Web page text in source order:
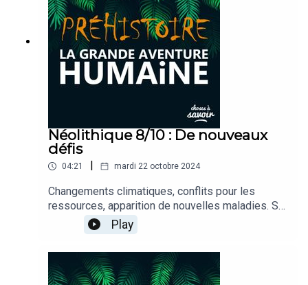
Néolithique 8/10 : De nouveaux
défis
04:21 | mardi 22 octobre 2024
Changements climatiques, conflits pour les
ressources, apparition de nouvelles maladies. Si
le Néolithique est souvent présenté comme une
époque de progrès et d’innovations, il a aussi été
marqué par des difficultés majeures qui ont mis à
l’épreuve les premières communautés
sédentaires.
Play